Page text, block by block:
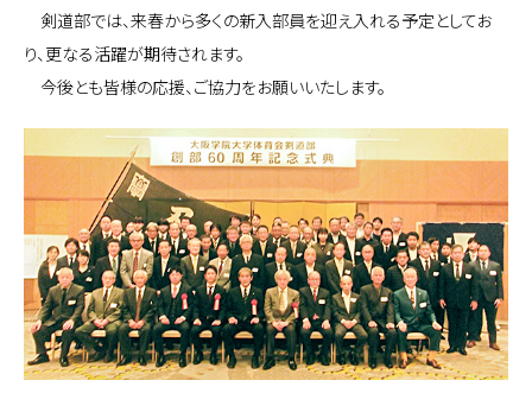
剣道部では、来春から多くの新入部員を迎え入れる予定としてお
り、更なる活躍が期待されます。
今後とも皆様の応援、ご協力をお願いいたします。